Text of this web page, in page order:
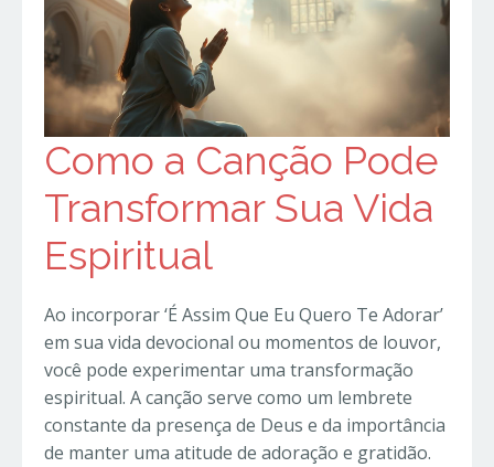
Como a Canção Pode
Transformar Sua Vida
Espiritual
Ao incorporar ‘É Assim Que Eu Quero Te Adorar’
em sua vida devocional ou momentos de louvor,
você pode experimentar uma transformação
espiritual. A canção serve como um lembrete
constante da presença de Deus e da importância
de manter uma atitude de adoração e gratidão.